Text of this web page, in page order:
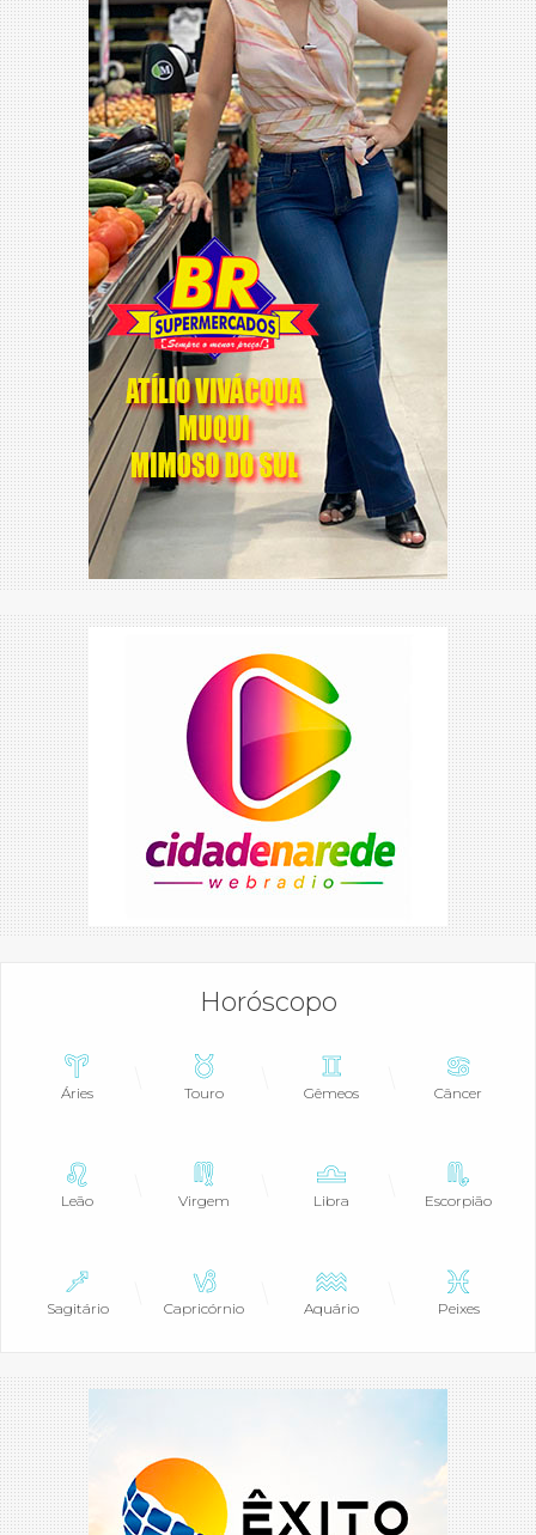
Horóscopo
Áries Touro Gêmeos Câncer
Leão Virgem Libra Escorpião
Sagitário Capricórnio Aquário Peixes